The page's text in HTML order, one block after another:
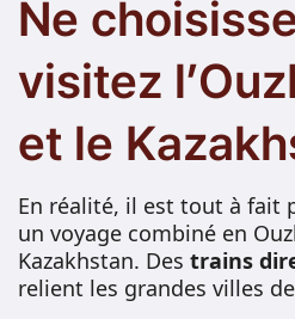
Ne
visitez
et le
En réalité, il est tout à fait
un voyage combiné en
Kazakhstan. Des trains
relient les grandes villes